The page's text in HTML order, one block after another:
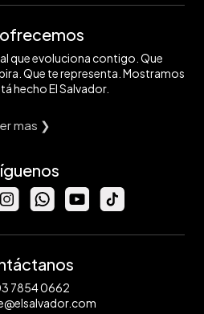
que evoluciona contigo. Que
Que te representa. Mostramos
hecho El Salvador.
mas ❯
7854 0662